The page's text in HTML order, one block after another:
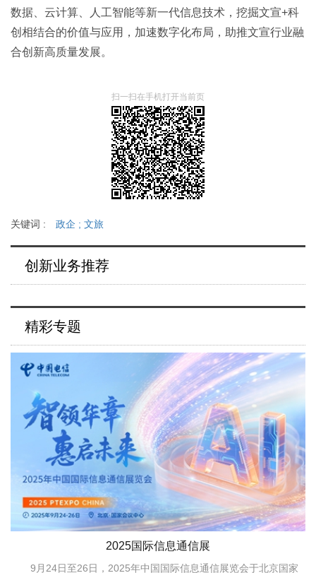
数据、云计算、人工智能等新一代信息技术，挖掘文宣+科
创相结合的价值与应用，加速数字化布局，助推文宣行业融
合创新高质量发展。
扫一扫在手机打开当前页
关键词 : 政企 ; 文旅
创新业务推荐
精彩专题
2025国际信息通信展
9月24日至26日，2025年中国国际信息通信展览会于北京国家